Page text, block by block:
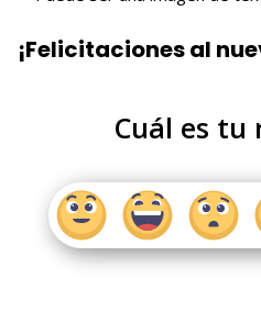
¡Felicitaciones al
Cuál es tu